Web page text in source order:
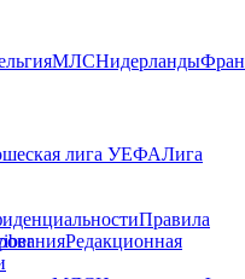
МЛСНидерланды
лига УЕФАЛига
Правила
Редакционная